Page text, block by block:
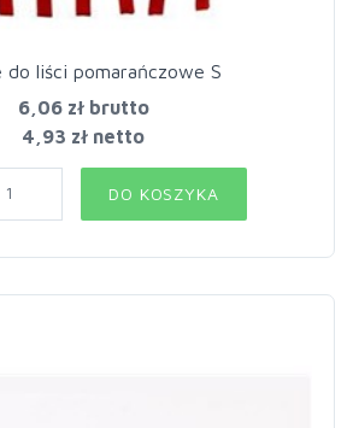
do liści pomarańczowe S
6,06 złbrutto
4,93 zł netto
DO KOSZYKA